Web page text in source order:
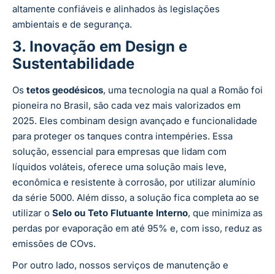
altamente confiáveis e alinhados às legislações
ambientais e de segurança.
3. Inovação em Design e
Sustentabilidade
Os tetos geodésicos, uma tecnologia na qual a Romão foi
pioneira no Brasil, são cada vez mais valorizados em
2025. Eles combinam design avançado e funcionalidade
para proteger os tanques contra intempéries. Essa
solução, essencial para empresas que lidam com
líquidos voláteis, oferece uma solução mais leve,
econômica e resistente à corrosão, por utilizar alumínio
da série 5000. Além disso, a solução fica completa ao se
utilizar o Selo ou Teto Flutuante Interno, que minimiza as
perdas por evaporação em até 95% e, com isso, reduz as
emissões de COvs.
Por outro lado, nossos serviços de manutenção e